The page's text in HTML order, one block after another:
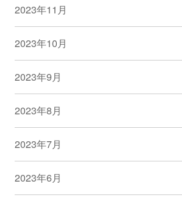
2023年11月
2023年10月
2023年9月
2023年8月
2023年7月
2023年6月